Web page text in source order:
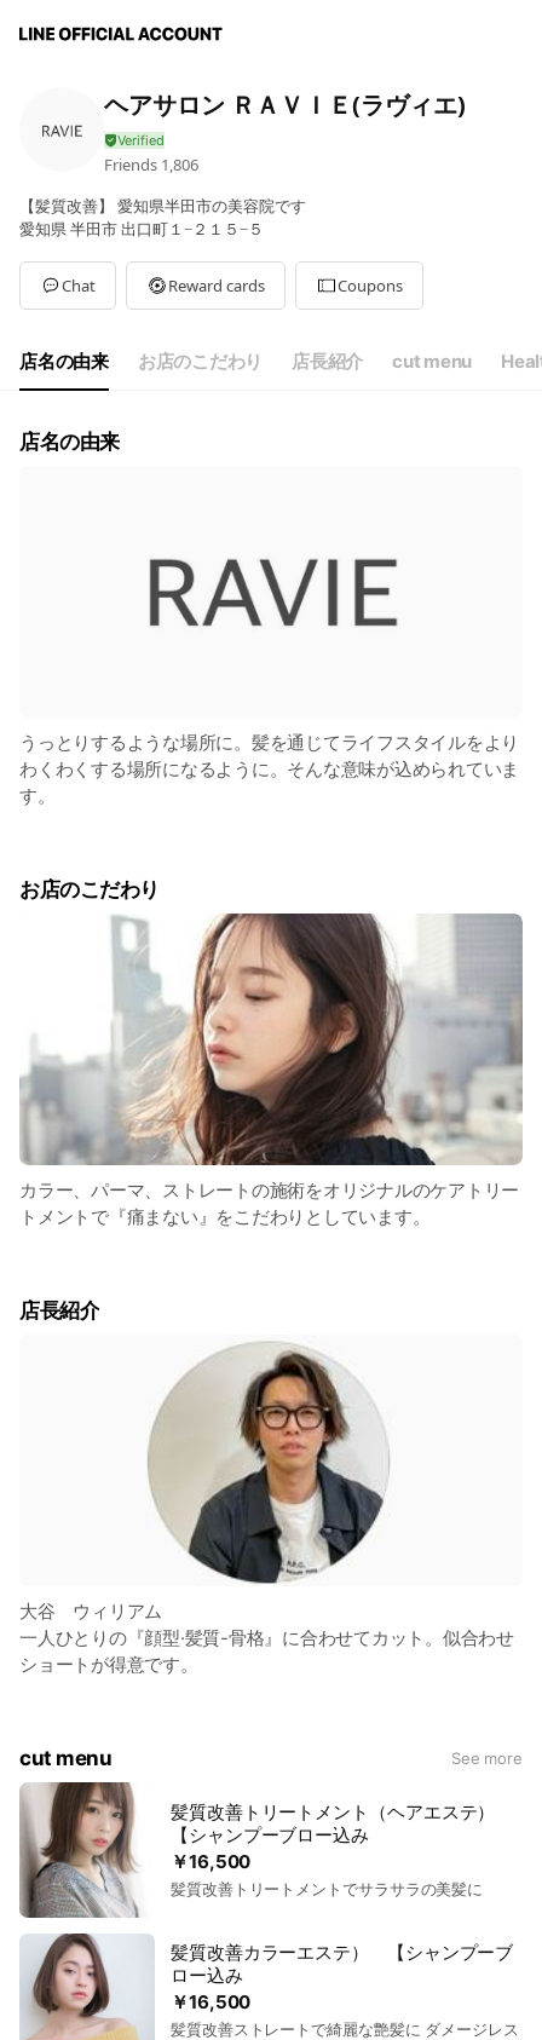
ヘアサロン ＲＡＶＩＥ(ラヴィエ)
Friends 1,806
【髪質改善】 愛知県半田市の美容院です
愛知県 半田市 出口町１−２１５−５
Chat Reward cards Coupons
店名の由来 お店のこだわり 店長紹介 cut menu
店名の由来
うっとりするような場所に。髪を通じてライフスタイルをより
わくわくする場所になるように。そんな意味が込められていま
す。
お店のこだわり
カラー、パーマ、ストレートの施術をオリジナルのケアトリー
トメントで『痛まない』をこだわりとしています。
店長紹介
大谷 ウィリアム
一人ひとりの『顔型·髪質-骨格』に合わせてカット。似合わせ
ショートが得意です。
cut menu See more
￥16,500
髪質改善トリートメント（ヘアエステ）
【シャンプーブロー込み
髪質改善トリートメントでサラサラの美髪に
￥16,500
髪質改善カラーエステ） 【シャンプーブ
ロー込み
髪質改善ストレートで綺麗な艶髪に ダメージレス